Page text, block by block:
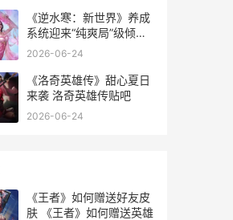
《逆水寒：新世界》养成
系统迎来“纯爽局”级倾败
改革 逆水寒新世界
2026-06-24
《洛奇英雄传》甜心夏日
来袭 洛奇英雄传贴吧
2026-06-24
《王者》如何赠送好友皮
肤 《王者》如何赠送英雄